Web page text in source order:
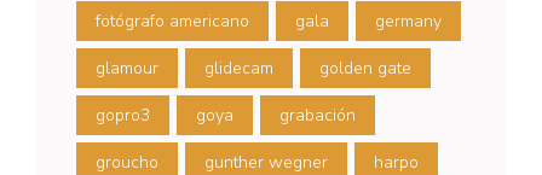
fotógrafo americano gala germany
glamour glidecam golden gate
gopro3 goya grabación
groucho gunther wegner harpo